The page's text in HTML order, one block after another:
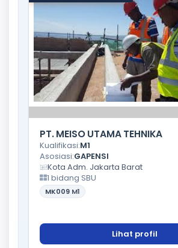
PT. MEISO UTAMA TEHNIKA
Kualifikasi:M1
Asosiasi:GAPENSI
Kota Adm. Jakarta Barat
1 bidang SBU
MK009 M1
Lihat profil